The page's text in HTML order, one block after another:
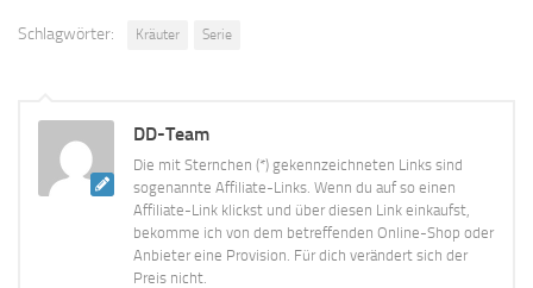
Schlagwörter: Kräuter Serie
DD-Team
Die mit Sternchen (*) gekennzeichneten Links sind
sogenannte Affiliate-Links. Wenn du auf so einen
Affiliate-Link klickst und über diesen Link einkaufst,
bekomme ich von dem betreffenden Online-Shop oder
Anbieter eine Provision. Für dich verändert sich der
Preis nicht.